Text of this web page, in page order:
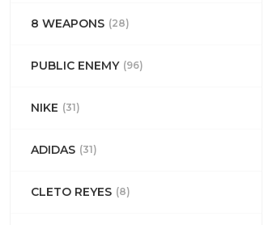
8 WEAPONS (28)
PUBLIC ENEMY (96)
NIKE (31)
ADIDAS (31)
CLETO REYES (8)